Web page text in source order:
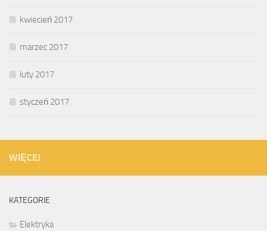
kwiecień 2017
marzec 2017
luty 2017
styczeń 2017
WIĘCEJ
KATEGORIE
Elektryka